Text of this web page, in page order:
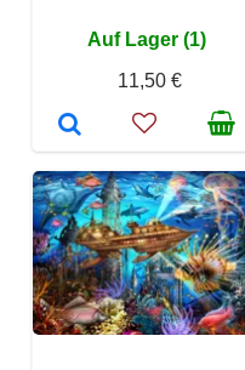
Auf Lager (1)
11,50 €